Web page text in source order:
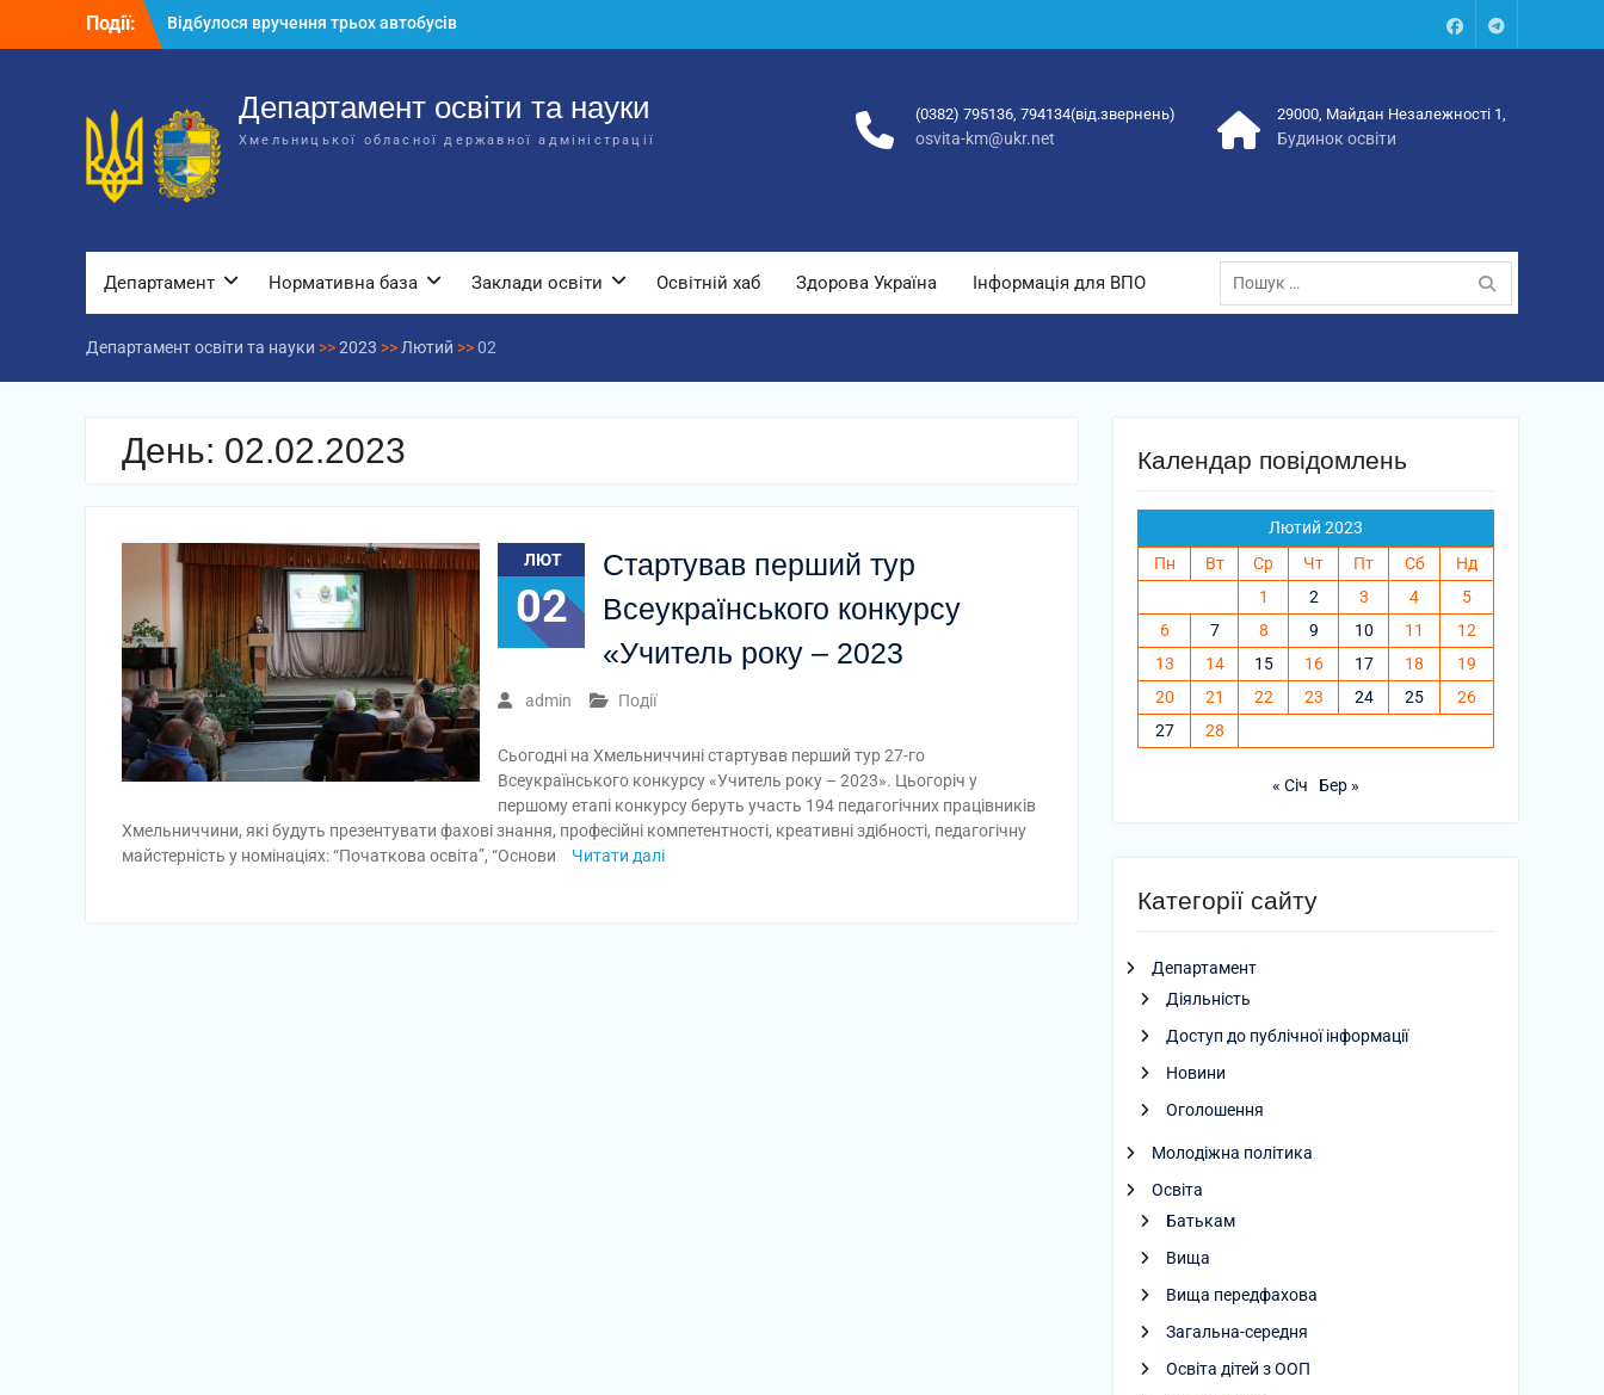
Події:
Відбулося вручення трьох автобусів
для потреб закладів освіти
Департаменту освіти та науки обласної
державної адміністрації
Відбулась обласна нарада для
відповідальних за національно-
патріотичне виховання
FacebookTalegram
Департамент освіти та науки
Хмельницької обласної державної адміністрації
(0382) 795136, 794134(від.звернень)
osvita-km@ukr.net
29000, Майдан Незалежності 1,
Будинок освіти
Департамент Нормативна база Заклади освіти Освітній хаб Здорова Україна Інформація для ВПО
Пошук:
Департамент освіти та науки >>2023 >> Лютий >>02
День: 02.02.2023
ЛЮТ
02
Стартував перший тур
Всеукраїнського конкурсу
«Учитель року – 2023
admin Події
Сьогодні на Хмельниччині стартував перший тур 27-го
Всеукраїнського конкурсу «Учитель року – 2023». Цьогоріч у
першому етапі конкурсу беруть участь 194 педагогічних працівників
Хмельниччини, які будуть презентувати фахові знання, професійні компетентності, креативні здібності, педагогічну
майстерність у номінаціях: “Початкова освіта”, “Основи
Читати далі
Календар повідомлень
Лютий 2023
Пн
Вт Ср Чт Пт Сб
Нд
1
2 3 4
5
6
7 8 9 10 11
12
13
14 15 16 17 18
19
20
21 22 23 24 25
26
27
28
« Січ Бер »
Категорії сайту
Департамент
Діяльність
Доступ до публічної інформації
Новини
Оголошення
Молодіжна політика
Освіта
Батькам
Вища
Вища передфахова
Загальна-середня
Освіта дітей з ООП